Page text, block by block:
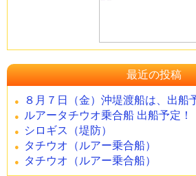
最近の投稿
８月７日（金）沖堤渡船は、出船
ルアータチウオ乗合船 出船予定！
シロギス（堤防）
タチウオ（ルアー乗合船）
タチウオ（ルアー乗合船）